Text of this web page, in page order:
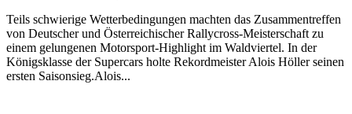
Teils schwierige Wetterbedingungen machten das Zusammentreffen
von Deutscher und Österreichischer Rallycross-Meisterschaft zu
einem gelungenen Motorsport-Highlight im Waldviertel. In der
Königsklasse der Supercars holte Rekordmeister Alois Höller seinen
ersten Saisonsieg.Alois...